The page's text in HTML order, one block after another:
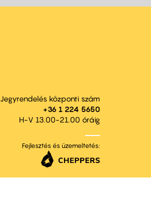
Jegyrendelés központi szám
+36 1 224 5650
H-V 13.00-21.00 óráig
Fejlesztés és üzemeltetés: